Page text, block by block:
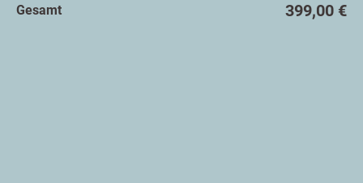
Gesamt 399,00 €